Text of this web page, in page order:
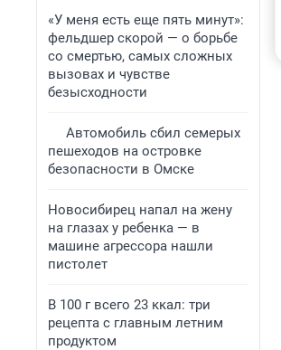
«У меня есть еще пять минут»:
фельдшер скорой — о борьбе
со смертью, самых сложных
вызовах и чувстве
безысходности
Автомобиль сбил семерых
пешеходов на островке
безопасности в Омске
Новосибирец напал на жену
на глазах у ребенка — в
машине агрессора нашли
пистолет
В 100 г всего 23 ккал: три
рецепта с главным летним
продуктом